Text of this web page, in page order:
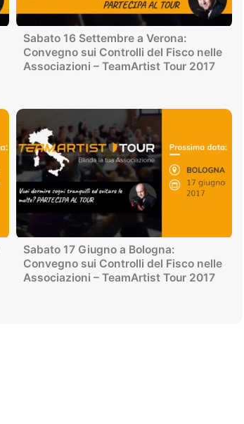
Sabato 16 Settembre a Verona:
Convegno sui Controlli del Fisco nelle
Associazioni – TeamArtist Tour 2017
Sabato 17 Giugno a Bologna:
Convegno sui Controlli del Fisco nelle
Associazioni – TeamArtist Tour 2017